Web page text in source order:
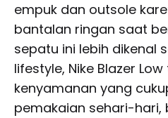
empuk dan outsole
bantalan ringan saat
sepatu ini lebih dikenal
lifestyle, Nike Blazer
kenyamanan yang
pemakaian sehari-hari,